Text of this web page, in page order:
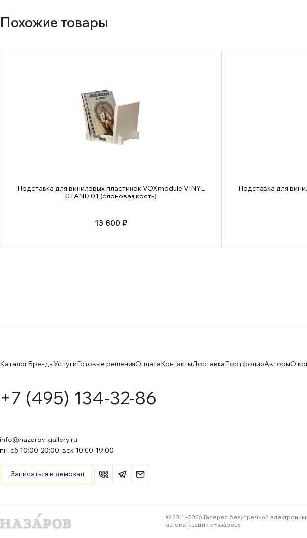
Похожие товары
Подставка для виниловых пластинок VOXmodule VINYL
STAND 01 (слоновая кость)
13 800 ₽
Подставка для
КаталогБрендыУслугиГотовые решенияОплатаКонтактыДоставкаПортфолиоАвторыО
+7 (495) 134-32-86
info@nazarov-gallery.ru
пн-сб 10:00-20:00, вск 10:00-19:00
Записаться в демозал
© 2011–2026 Галерея безупречной
автоматизации «Назáров»